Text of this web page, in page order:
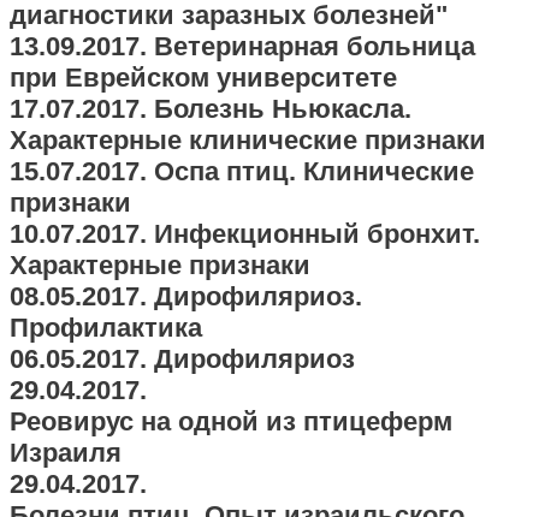
диагностики заразных болезней"
13.09.2017. Ветеринарная больница
при Еврейском университете
17.07.2017. Болезнь Ньюкасла.
Характерные клинические признаки
15.07.2017. Оспа птиц. Клинические
признаки
10.07.2017. Инфекционный бронхит.
Характерные признаки
08.05.2017. Дирофиляриоз.
Профилактика
06.05.2017. Дирофиляриоз
29.04.2017.
Реовирус на одной из птицеферм
Израиля
29.04.2017.